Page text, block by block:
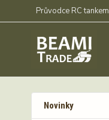
Průvodce RC tankem
Novinky